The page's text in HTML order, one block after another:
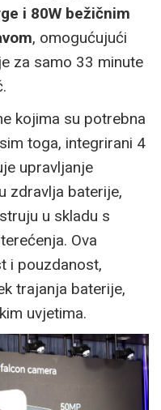
i 80W bežičnim
, omogućujući
za samo 33 minute
kojima su potrebna
toga, integrirani 4
upravljanje
zdravlja baterije,
u skladu s
Ova
i pouzdanost,
trajanja baterije,
uvjetima.